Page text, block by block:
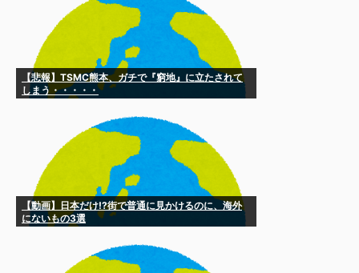
【悲報】TSMC熊本、ガチで『窮地』に立たされて
しまう・・・・・
【動画】日本だけ!?街で普通に見かけるのに、海外
にないもの3選